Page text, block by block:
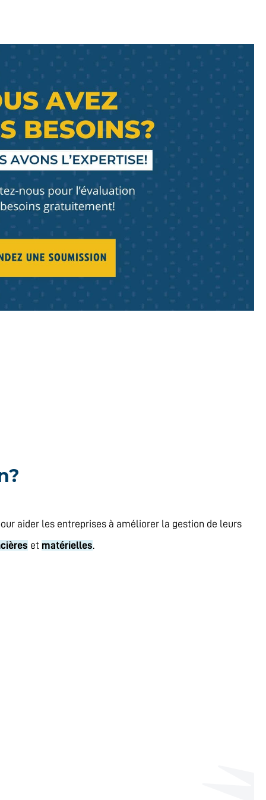
aider les entreprises à améliorer la gestion de leurs
et matérielles.